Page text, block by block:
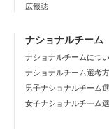
広報誌
ナショナルチーム
ナショナルチームにつ
ナショナルチーム選考
男子ナショナルチーム
女子ナショナルチーム